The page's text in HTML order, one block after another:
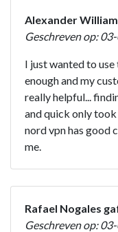
Alexander
Geschreven op:
I just wanted to
enough and my
really helpful...
and quick only
nord vpn has good
me.
Rafael Nogales
Geschreven op: